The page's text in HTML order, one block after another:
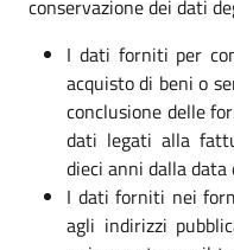
conservazione dei dati
I dati forniti per
acquisto di beni o
conclusione delle
dati legati alla
dieci anni dalla
I dati forniti nei
agli indirizzi